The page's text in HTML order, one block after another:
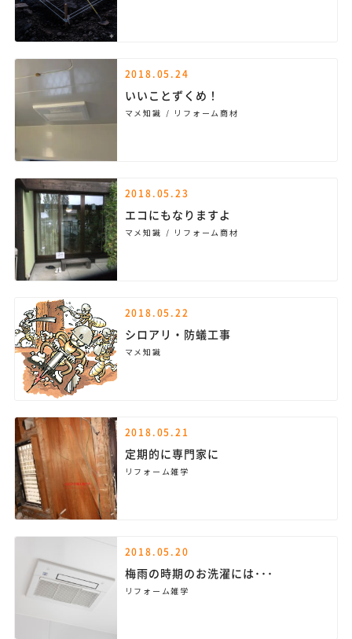
2018.05.24
いいことずくめ！
マメ知識 リフォーム商材
2018.05.23
エコにもなりますよ
マメ知識 リフォーム商材
2018.05.22
シロアリ・防蟻工事
マメ知識
2018.05.21
定期的に専門家に
リフォーム雑学
2018.05.20
梅雨の時期のお洗濯には･･･
リフォーム雑学